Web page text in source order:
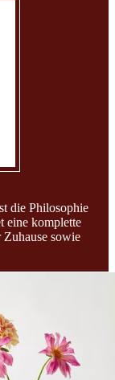
die Philosophie
eine komplette
sowie